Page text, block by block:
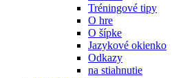
Tréningové tipy
O hre
O šípke
Jazykové okienko
Odkazy
na stiahnutie